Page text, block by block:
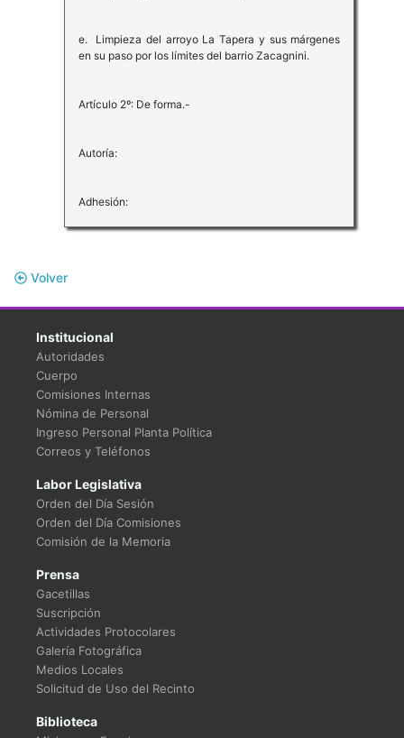
e. Limpieza del arroyo La Tapera y sus márgenes
en su paso por los límites del barrio Zacagnini.
Artículo 2º: De forma.-
Autoría:
Adhesión:
Volver
Institucional
Autoridades
Cuerpo
Comisiones Internas
Nómina de Personal
Ingreso Personal Planta Política
Correos y Teléfonos
Labor Legislativa
Orden del Día Sesión
Orden del Día Comisiones
Comisión de la Memoria
Prensa
Gacetillas
Suscripción
Actividades Protocolares
Galería Fotográfica
Medios Locales
Solicitud de Uso del Recinto
Biblioteca